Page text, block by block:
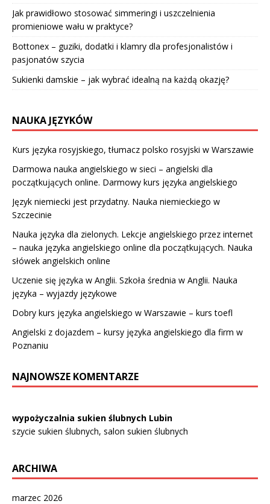
Jak prawidłowo stosować simmeringi i uszczelnienia
promieniowe wału w praktyce?
Bottonex – guziki, dodatki i klamry dla profesjonalistów i
pasjonatów szycia
Sukienki damskie – jak wybrać idealną na każdą okazję?
NAUKA JĘZYKÓW
Kurs języka rosyjskiego, tłumacz polsko rosyjski w Warszawie
Darmowa nauka angielskiego w sieci – angielski dla
początkujących online. Darmowy kurs języka angielskiego
Język niemiecki jest przydatny. Nauka niemieckiego w
Szczecinie
Nauka języka dla zielonych. Lekcje angielskiego przez internet
– nauka języka angielskiego online dla początkujących. Nauka
słówek angielskich online
Uczenie się języka w Anglii. Szkoła średnia w Anglii. Nauka
języka – wyjazdy językowe
Dobry kurs języka angielskiego w Warszawie – kurs toefl
Angielski z dojazdem – kursy języka angielskiego dla firm w
Poznaniu
NAJNOWSZE KOMENTARZE
wypożyczalnia sukien ślubnych Lubin
szycie sukien ślubnych, salon sukien ślubnych
ARCHIWA
marzec 2026